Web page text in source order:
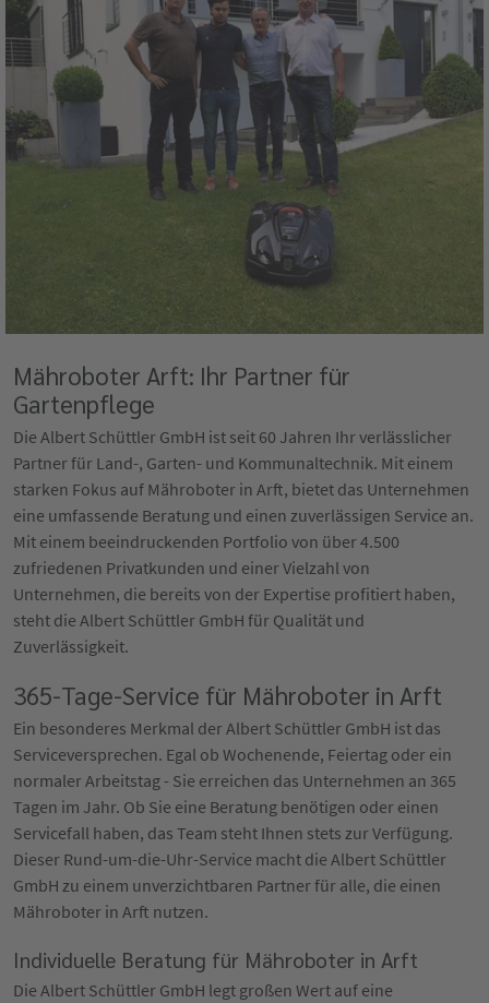
Mähroboter Arft: Ihr Partner für
Gartenpflege
Die Albert Schüttler GmbH ist seit 60 Jahren Ihr verlässlicher
Partner für Land-, Garten- und Kommunaltechnik. Mit einem
starken Fokus auf Mähroboter in Arft, bietet das Unternehmen
eine umfassende Beratung und einen zuverlässigen Service an.
Mit einem beeindruckenden Portfolio von über 4.500
zufriedenen Privatkunden und einer Vielzahl von
Unternehmen, die bereits von der Expertise profitiert haben,
steht die Albert Schüttler GmbH für Qualität und
Zuverlässigkeit.
365-Tage-Service für Mähroboter in Arft
Ein besonderes Merkmal der Albert Schüttler GmbH ist das
Serviceversprechen. Egal ob Wochenende, Feiertag oder ein
normaler Arbeitstag - Sie erreichen das Unternehmen an 365
Tagen im Jahr. Ob Sie eine Beratung benötigen oder einen
Servicefall haben, das Team steht Ihnen stets zur Verfügung.
Dieser Rund-um-die-Uhr-Service macht die Albert Schüttler
GmbH zu einem unverzichtbaren Partner für alle, die einen
Mähroboter in Arft nutzen.
Individuelle Beratung für Mähroboter in Arft
Die Albert Schüttler GmbH legt großen Wert auf eine